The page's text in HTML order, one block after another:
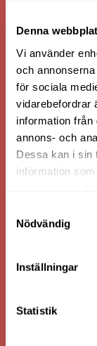
Denna
Vi använder
och
för sociala
vidarebefordrar
information från
annons- och
Dessa kan i sin
information
Nödvändig
Inställningar
Statistik
HANDLA VIA:
Nilssons Möbler i
Org. Nummer: